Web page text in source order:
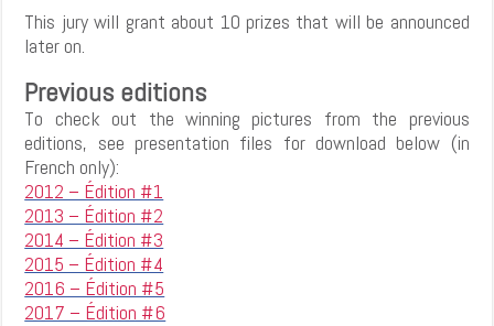
This jury will grant about 10 prizes that will be announced
later on.
Previous editions
To check out the winning pictures from the previous
editions, see presentation files for download below (in
French only):
2012 – Édition #1
2013 – Édition #2
2014 – Édition #3
2015 – Édition #4
2016 – Édition #5
2017 – Édition #6